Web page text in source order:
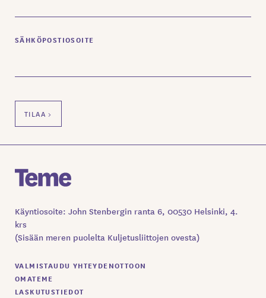
SÄHKÖPOSTIOSOITE
Käyntiosoite: John Stenbergin ranta 6, 00530 Helsinki, 4.
krs
(Sisään meren puolelta Kuljetusliittojen ovesta)
VALMISTAUDU YHTEYDENOTTOON
OMATEME
LASKUTUSTIEDOT